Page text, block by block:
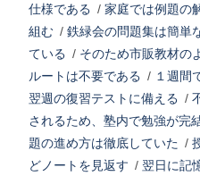
仕様である / 家庭では例題の
組む / 鉄緑会の問題集は簡単
ている / そのため市販教材の
ルートは不要である / １週間
翌週の復習テストに備える /
されるため、塾内で勉強が完
題の進め方は徹底していた /
どノートを見返す / 翌日に記